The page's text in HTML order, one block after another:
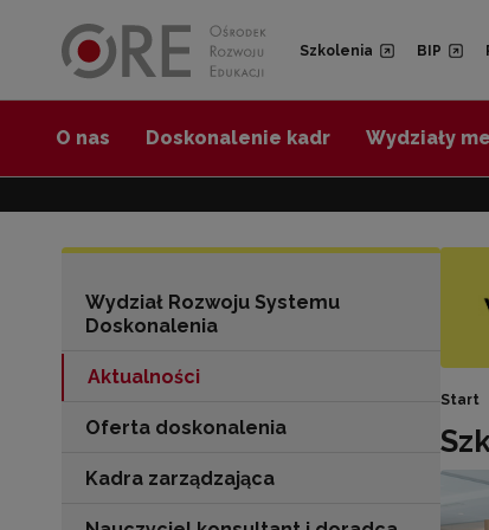
Szkolenia BIP
O nas Doskonalenie kadr Wydziały
Wydział Rozwoju Systemu
Doskonalenia
Aktualności
Oferta doskonalenia
Kadra zarządzająca
Start